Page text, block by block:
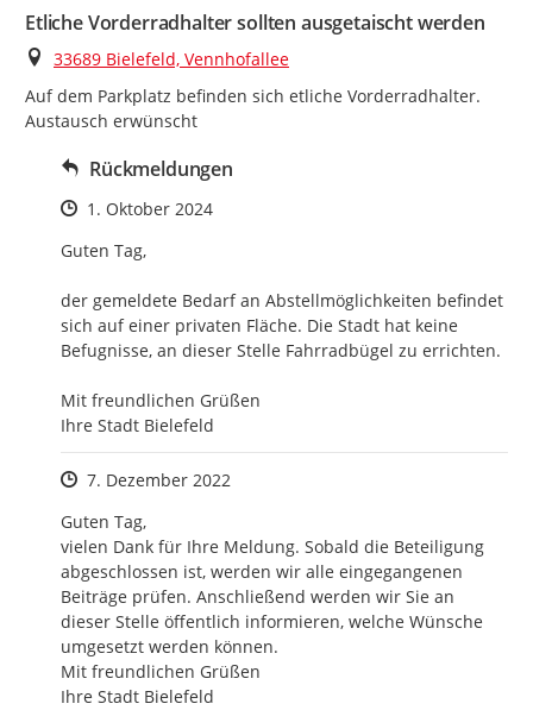
Etliche Vorderradhalter sollten ausgetaischt werden
Ort
33689 Bielefeld, Vennhofallee
Auf dem Parkplatz befinden sich etliche Vorderradhalter.
Austausch erwünscht
Rückmeldungen
Zeitpunkt des Erstellens
1. Oktober 2024
Guten Tag,
der gemeldete Bedarf an Abstellmöglichkeiten befindet
sich auf einer privaten Fläche. Die Stadt hat keine
Befugnisse, an dieser Stelle Fahrradbügel zu errichten.
Mit freundlichen Grüßen
Ihre Stadt Bielefeld
Zeitpunkt des Erstellens
7. Dezember 2022
Guten Tag,
vielen Dank für Ihre Meldung. Sobald die Beteiligung
abgeschlossen ist, werden wir alle eingegangenen
Beiträge prüfen. Anschließend werden wir Sie an
dieser Stelle öffentlich informieren, welche Wünsche
umgesetzt werden können.
Mit freundlichen Grüßen
Ihre Stadt Bielefeld